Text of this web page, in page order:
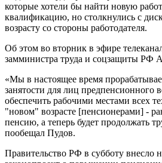
которые хотели бы найти новую
квалификацию, но столкнулись с
возрасту со стороны работодателя.
Об этом во вторник в эфире
замминистра труда и соцзащиты РФ
«Мы в настоящее время
занятости для лиц предпенсионного
обеспечить рабочими местами всех
"новом" возрасте [пенсионерами] -
пенсию, а теперь будет продолжать
пообещал Пудов.
Правительство РФ в субботу внесло